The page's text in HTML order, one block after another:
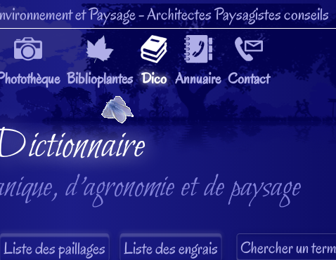
et Paysage- Architectes Paysagistes conseils
Biblioplantes Dico Annuaire Contact
d'agronomie et de paysage
Liste des paillages Liste des engrais